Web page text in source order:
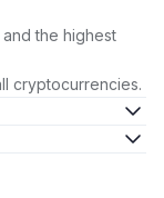
the highest
cryptocurrencies.